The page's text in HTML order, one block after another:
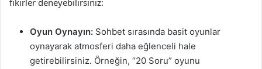
fikirler deneyebilirsiniz:
Oyun Oynayın: Sohbet sırasında basit oyunlar
oynayarak atmosferi daha eğlenceli hale
getirebilirsiniz. Örneğin, “20 Soru” oyunu